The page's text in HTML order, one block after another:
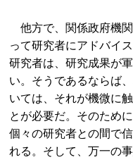
他方で、関係政府機
って研究者にアドバイ
研究者は、研究成果が
い。そうであるならば
いては、それが機微に
とが必要だ。そのため
個々の研究者との間で
れる。そして、万一の